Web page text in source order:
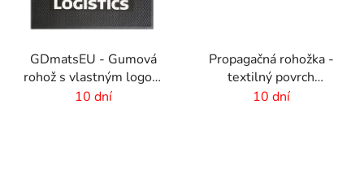
GDmatsEU - Gumová
rohož s vlastným logom
- interiér-exteriér
10 dní
Propagačná rohožka -
textilný povrch
-75x50cm
10 dní